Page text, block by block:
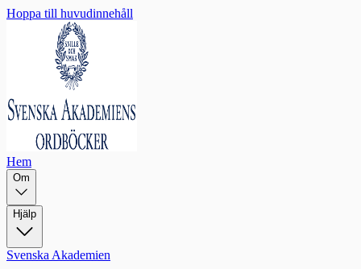
Hoppa till huvudinnehåll
Hem
Om
Hjälp
Svenska Akademien